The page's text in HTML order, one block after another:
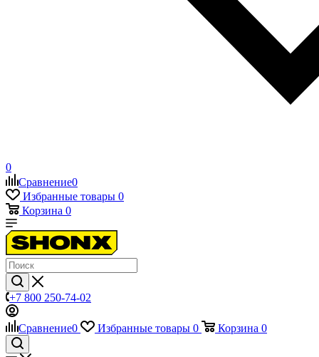
0
Сравнение0
Избранные товары 0
Корзина 0
+7 800 250-74-02
Сравнение0 Избранные товары 0 Корзина 0